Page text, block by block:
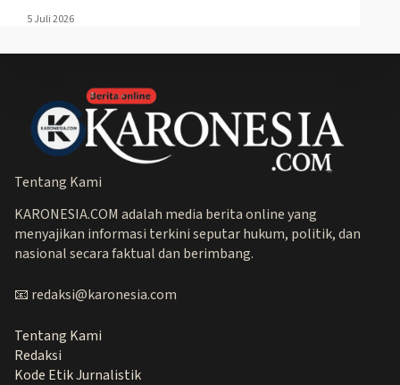
5 Juli 2026
Tentang Kami
KARONESIA.COM adalah media berita online yang
menyajikan informasi terkini seputar hukum, politik, dan
nasional secara faktual dan berimbang.
📧 redaksi@karonesia.com
Tentang Kami
Redaksi
Kode Etik Jurnalistik